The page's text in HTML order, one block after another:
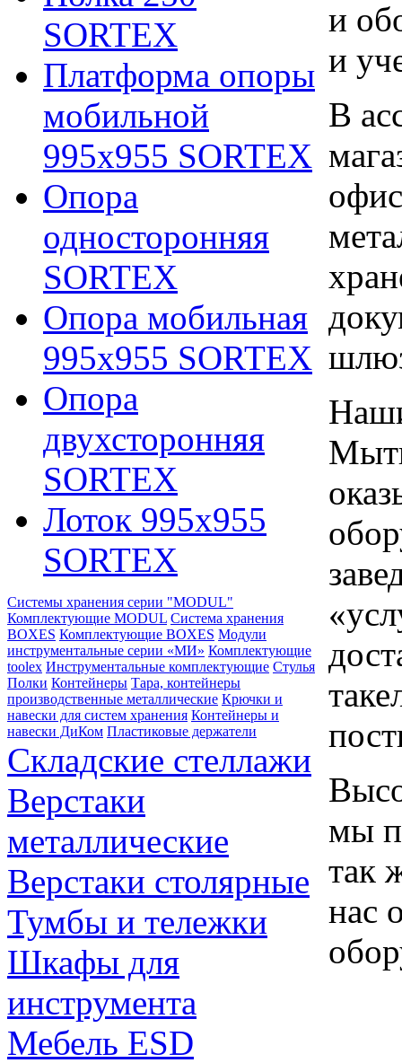
SORTEX
Платформа опоры
мобильной
995х955 SORTEX
Опора
односторонняя
SORTEX
Опора мобильная
995х955 SORTEX
Опора
двухсторонняя
SORTEX
Лоток 995х955
SORTEX
Системы хранения серии "MODUL"
Комплектующие MODUL Система хранения
BOXES Комплектующие BOXES Модули
инструментальные серии «МИ» Комплектующие
toolex Инструментальные комплектующие Стулья
Полки Контейнеры Тара, контейнеры
производственные металлические Крючки и
навески для систем хранения Контейнеры и
навески ДиКом Пластиковые держатели
Складские стеллажи
Верстаки
металлические
Верстаки столярные
Тумбы и тележки
Шкафы для
инструмента
Мебель ESD
и
и
В
мы
так
нас